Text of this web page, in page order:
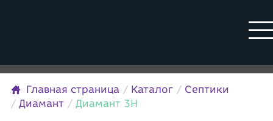
Главная страница Каталог
Септики
Диамант
Диамант 3Н